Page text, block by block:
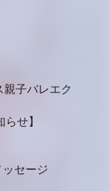
子バレエク
せ】
セージ